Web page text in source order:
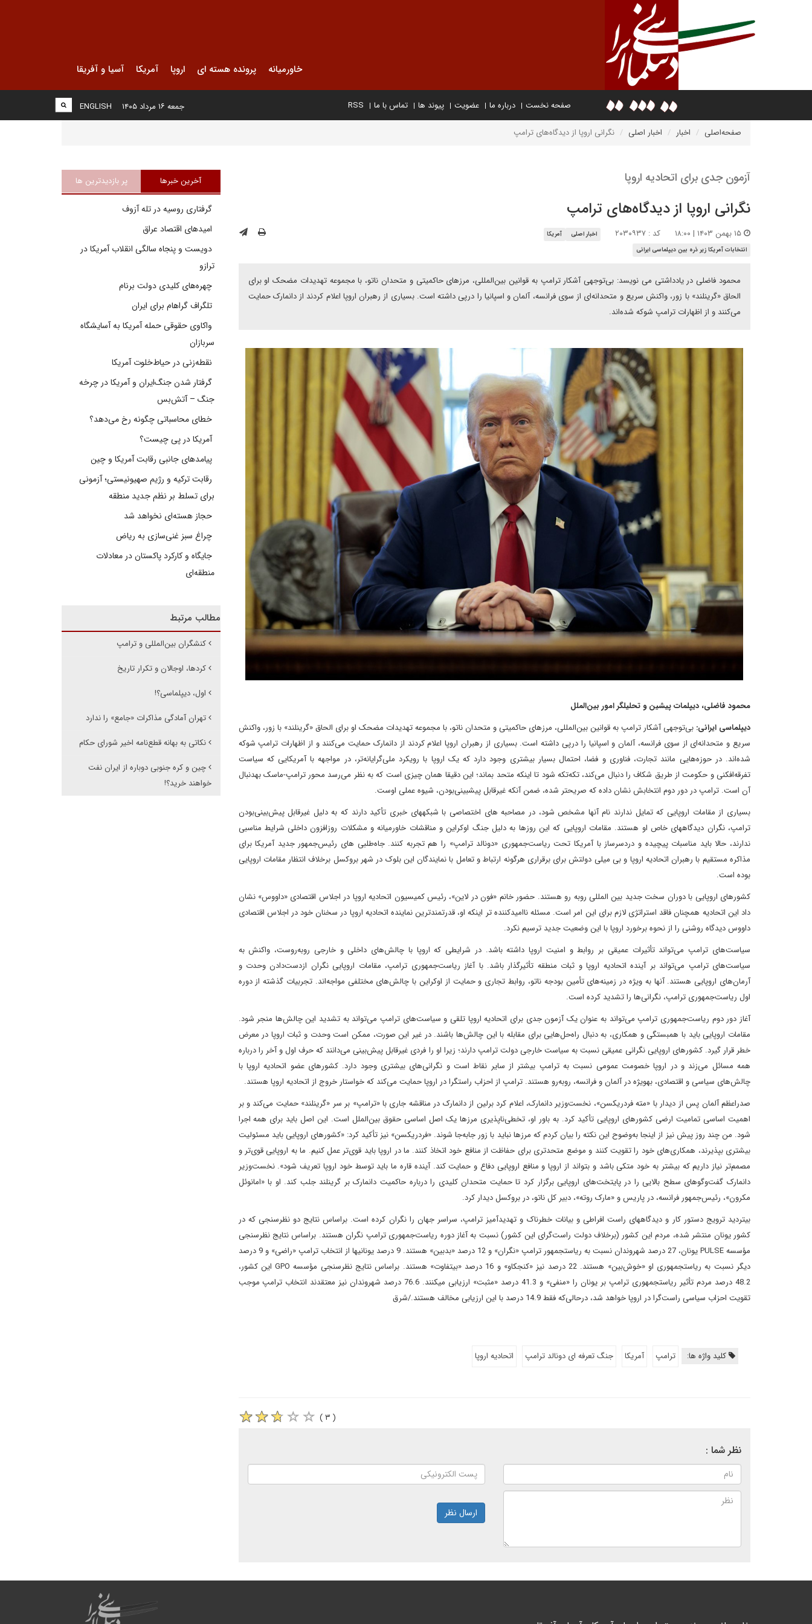
خاورمیانه پرونده هسته ای اروپا آمریکا آسیا و آفریقا
صفحه نخست درباره ما عضویت پیوند ها تماس با ما RSS
ENGLISH جمعه ۱۶ مرداد ۱۴۰۵
صفحه‌اصلی اخبار اخبار اصلی نگرانی اروپا از دیدگاه‌های ترامپ
آزمون جدی برای اتحادیه اروپا
نگرانی اروپا از دیدگاه‌های ترامپ
کد : ۲۰۳۰۹۳۷ اخبار اصلی
آمریکا
انتخابات آمریکا زیر ذره بین دیپلماسی ایرانی
محمود فاضلی در یادداشتی می نویسد: بی‌توجهی آشکار ترامپ به قوانین بین‌المللی، مرزهای حاکمیتی و متحدان ناتو، با مجموعه تهدیدات مضحک او برای
الحاق «گرینلند» با زور، واکنش سریع و متحدانه‌ای از سوی فرانسه، آلمان و اسپانیا را درپی داشته است. بسیاری از رهبران اروپا اعلام کردند از دانمارک حمایت
می‌کنند و از اظهارات ترامپ شوکه شده‌اند.
محمود فاضلی، دیپلمات پیشین و تحلیلگر امور بین‌الملل
دیپلماسی ایرانی: بی‌توجهی آشکار ترامپ به قوانین بین‌المللی، مرزهای حاکمیتی و متحدان ناتو، با مجموعه تهدیدات مضحک او برای الحاق «گرینلند» با زور، واکنش
سریع و متحدانه‌ای از سوی فرانسه، آلمان و اسپانیا را درپی داشته است. بسیاری از رهبران اروپا اعلام کردند از دانمارک حمایت می‌کنند و از اظهارات ترامپ شوکه
شده‌اند. در حوزه‌هایی مانند تجارت، فناوری و فضا، احتمال بسیار بیشتری وجود دارد که یک اروپا با رویکرد ملی‌گرایانه‌تر، در مواجهه با آمریکایی که سیاست
تفرقه‌افکنی و حکومت از طریق شکاف را دنبال می‌کند، تکه‌تکه شود تا اینکه متحد بماند؛ این دقیقا همان چیزی است که به‎ نظر می‌رسد محور ترامپ-ماسک به‎دنبال
آن است. ترامپ در دور دوم انتخابش نشان داده که‌ صریح‎تر شده، ضمن آنکه غیرقابل پیش‎بینی‌بودن، شیوه عملی اوست.
بسیاری از مقامات اروپایی که تمایل ندارند نام آنها مشخص شود، در مصاحبه ‎های اختصاصی با شبکه‎های خبری تأکید دارند که به دلیل غیرقابل پیش‌بینی‌بودن
ترامپ، نگران دیدگاه‎های خاص او هستند. مقامات اروپایی که این روزها به‎ دلیل جنگ اوکراین و مناقشات خاورمیانه و مشکلات روزافزون داخلی شرایط مناسبی
ندارند، حالا باید مناسبات پیچیده و دردسرساز با آمریکا تحت ریاست‌جمهوری «دونالد ترامپ» را هم تجربه کنند. جاه‌طلبی ‎های رئیس‌جمهور جدید آمریکا برای
مذاکره مستقیم با رهبران اتحادیه اروپا و بی‎ میلی دولتش برای برقراری هرگونه ارتباط و تعامل با نمایندگان این بلوک در شهر بروکسل برخلاف انتظار مقامات اروپایی
بوده است.
کشورهای اروپایی با دوران سخت جدید بین‎ المللی روبه ‎رو هستند. حضور خانم «فون در لاین»، رئیس کمیسیون اتحادیه اروپا در اجلاس اقتصادی «داووس» نشان
داد‌ این اتحادیه همچنان فاقد استراتژی لازم برای این امر است. مسئله ناامیدکننده‎ تر اینکه او، قدرتمندترین نماینده اتحادیه اروپا در سخنان خود در اجلاس اقتصادی
داووس دیدگاه روشنی را از نحوه برخورد اروپا با این وضعیت جدید ترسیم نکرد.
سیاست‌های ترامپ می‌تواند تأثیرات عمیقی بر روابط و امنیت اروپا داشته باشد. در شرایطی که اروپا با چالش‌های داخلی و خارجی روبه‌رو‌ست، واکنش به
سیاست‌های ترامپ می‌تواند بر آینده اتحادیه اروپا و ثبات منطقه تأثیرگذار باشد. با آغاز ریاست‌جمهوری ترامپ، مقامات اروپایی نگران ازدست‌دادن وحدت و
آرمان‌های اروپایی هستند. آنها به‎ ویژه در زمینه‌های تأمین بودجه ناتو، روابط تجاری و حمایت از اوکراین با چالش‌های مختلفی مواجه‌اند. تجربیات گذشته از دوره
اول ریاست‌جمهوری ترامپ، نگرانی‌ها را تشدید کرده است.
آغاز دور دوم ریاست‌جمهوری ترامپ می‌تواند به‎ عنوان یک آزمون جدی برای اتحادیه اروپا تلقی‌ و سیاست‌های ترامپ می‌تواند به تشدید این چالش‌ها منجر شود.
مقامات اروپایی باید با همبستگی و همکاری، به‎ دنبال راه‌حل‌هایی برای مقابله با این چالش‌ها باشند. در غیر این صورت، ممکن است وحدت و ثبات اروپا در معرض
خطر قرار گیرد. کشورهای اروپایی نگرانی عمیقی نسبت به سیاست خارجی دولت ترامپ دارند؛ زیرا او را فردی غیرقابل پیش‌بینی می‌دانند که حرف اول و آخر را درباره
همه مسائل می‌زند و در اروپا خصومت عمومی نسبت به ترامپ بیشتر از سایر نقاط است و نگرانی‌های بیشتری وجود دارد. کشورهای عضو اتحادیه اروپا با
چالش‌های سیاسی و اقتصادی، به‎ویژه در آلمان و فرانسه، روبه‌‌رو هستند. ترامپ از احزاب راست‎گرا در اروپا حمایت می‌کند که خواستار خروج از اتحادیه اروپا هستند.
صدراعظم آلمان پس از دیدار با «مته فردریکسن»، نخست‌وزیر دانمارک، اعلام کرد‌ برلین از دانمارک در مناقشه جاری با «ترامپ» بر سر «گرینلند» حمایت می‌کند و بر
اهمیت اساسی تمامیت ارضی کشورهای اروپایی تأکید کرد. به باور او، تخطی‌ناپذیری مرزها یک اصل اساسی حقوق بین‌الملل است. این اصل باید برای همه اجرا
شود. من چند روز پیش نیز از اینجا به‌وضوح این نکته را بیان کردم که مرزها نباید با زور جابه‌جا شوند‌. «فردریکسن» نیز تأکید کرد: «کشورهای اروپایی باید مسئولیت
بیشتری بپذیرند، همکاری‌های خود را تقویت کنند و موضع متحدتری برای حفاظت از منافع خود اتخاذ کنند. ما در اروپا باید قوی‌تر عمل کنیم. ما به اروپایی قوی‌تر و
مصمم‌تر نیاز داریم که بیشتر به خود متکی باشد و بتواند از اروپا و منافع اروپایی دفاع و حمایت کند. آینده قاره ما باید توسط خود اروپا تعریف شود». نخست‌وزیر
دانمارک گفت‌وگوهای سطح بالایی را در پایتخت‌های اروپایی برگزار کرد تا حمایت متحدان کلیدی را درباره حاکمیت دانمارک بر گرینلند جلب کند. او با «امانوئل
مکرون»، رئیس‌جمهور فرانسه، در پاریس و «مارک روته»، دبیر کل ناتو، در بروکسل دیدار کرد.
بی‎تردید ترویج دستور کار و دیدگاه‎های راست افراطی و بیانات خطرناک و تهدیدآمیز ترامپ، سراسر جهان را نگران کرده است. براساس نتایج دو نظرسنجی که در
کشور یونان منتشر شده، مردم این کشور (برخلاف دولت راست‌گرای این کشور) نسبت به آغاز دوره ریاست‌جمهوری ترامپ نگران هستند. براساس نتایج نظرسنجی
مؤسسه PULSE یونان، 27 درصد شهروندان نسبت به ریاست‎جمهور ترامپ «نگران» و 12 درصد «بدبین» هستند. 9 درصد یونانی‎ها از انتخاب ترامپ «راضی» و 9 درصد
دیگر نسبت به ریاست‎جمهوری او «خوش‌بین» هستند. 22 درصد نیز «کنجکاو» و 16 درصد «بی‎تفاوت» هستند. براساس نتایج نظرسنجی مؤسسه GPO این کشور،
48.2 درصد مردم تأثیر ریاست‎جمهوری ترامپ بر یونان را «منفی» و 41.3 درصد «مثبت» ارزیابی می‎کنند. 76.6 درصد شهروندان نیز معتقدند انتخاب ترامپ موجب
تقویت احزاب سیاسی راست‌گرا در اروپا خواهد شد، درحالی‌که فقط 14.9 درصد با این ارزیابی مخالف هستند./شرق
کلید واژه ها: ترامپ آمریکا جنگ تعرفه ای دونالد ترامپ اتحادیه اروپا
( ۳ )
نظر شما :
ارسال نظر
آخرین خبرها پر بازدیدترین ها
گرفتاری روسیه در تله آزوف
امیدهای اقتصاد عراق
دویست و پنجاه سالگی انقلاب آمریکا در
ترازو
چهره‌های کلیدی دولت برنام
تلگراف گراهام برای ایران
واکاوی حقوقی حمله آمریکا به آسایشگاه
سربازان
نقطه‌زنی در حیاط‌خلوت آمریکا
گرفتار شدن جنگ‌ایران و آمریکا در چرخه
جنگ – آتش‌بس
خطای محاسباتی چگونه رخ می‌دهد؟
آمریکا در پی چیست؟
پیامدهای جانبی رقابت آمریکا و چین
رقابت ترکیه و رژیم صهیونیستی؛ آزمونی
برای تسلط بر نظم جدید منطقه
حجاز هسته‌ای نخواهد شد
چراغ سبز غنی‌سازی به ریاض
جایگاه و کارکرد پاکستان در معادلات
منطقه‌ای
مطالب مرتبط
کنشگران بین‌المللی و ترامپ
کردها، اوجالان و تکرار تاریخ
اول، دیپلماسی؟!
تهران آمادگی مذاکرات «جامع» را ندارد
نکاتی به بهانه قطع‌نامه اخیر شورای حکام
چین و کره جنوبی دوباره از ایران نفت
خواهند خرید؟!